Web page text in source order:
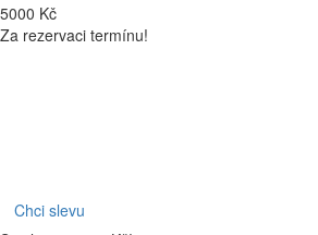
5000 Kč
Za rezervaci termínu!
Chci slevu